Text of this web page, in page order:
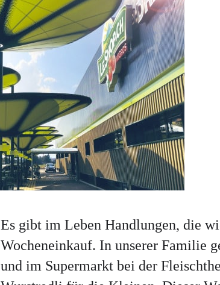
Es gibt im Leben Handlungen, die
Wocheneinkauf. In unserer Familie
und im Supermarkt bei der